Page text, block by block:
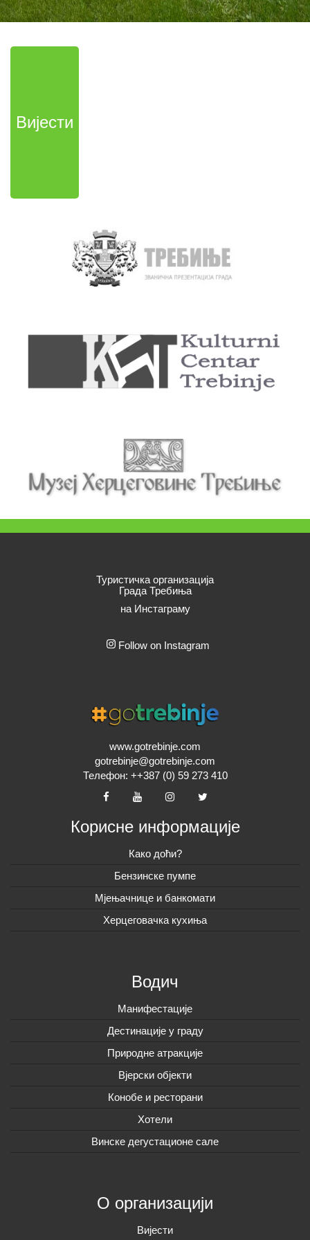
Вијести
Туристичка организација
Града Требиња
на Инстаграму
Follow on Instagram
www.gotrebinje.com
gotrebinje@gotrebinje.com
Телефон: ++387 (0) 59 273 410
Корисне информације
Како доћи?
Бензинске пумпе
Мјењачнице и банкомати
Херцеговачка кухиња
Водич
Манифестације
Дестинације у граду
Природне атракције
Вјерски објекти
Конобе и ресторани
Хотели
Винске дегустационе сале
О организацији
Вијeсти